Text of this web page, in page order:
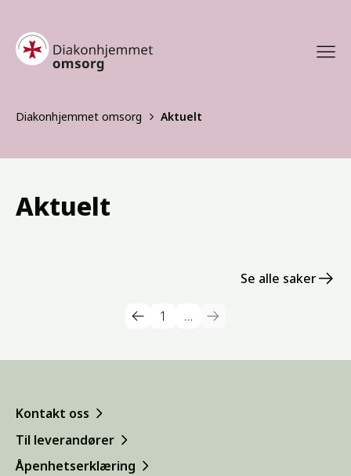
Diakonhjemmet omsorg Aktuelt
Aktuelt
Se alle saker
1 …
Kontakt oss
Til leverandører
Åpenhetserklæring